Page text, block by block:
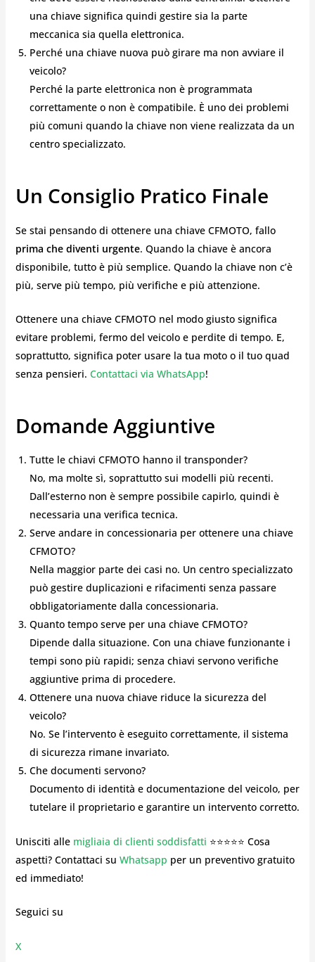
una chiave significa quindi gestire sia la parte
meccanica sia quella elettronica.
Perché una chiave nuova può girare ma non avviare il
veicolo?
Perché la parte elettronica non è programmata
correttamente o non è compatibile. È uno dei problemi
più comuni quando la chiave non viene realizzata da un
centro specializzato.
Un Consiglio Pratico Finale
Se stai pensando di ottenere una chiave CFMOTO, fallo
prima che diventi urgente. Quando la chiave è ancora
disponibile, tutto è più semplice. Quando la chiave non c’è
più, serve più tempo, più verifiche e più attenzione.
Ottenere una chiave CFMOTO nel modo giusto significa
evitare problemi, fermo del veicolo e perdite di tempo. E,
soprattutto, significa poter usare la tua moto o il tuo quad
senza pensieri. Contattaci via WhatsApp!
Domande Aggiuntive
Tutte le chiavi CFMOTO hanno il transponder?
No, ma molte sì, soprattutto sui modelli più recenti.
Dall’esterno non è sempre possibile capirlo, quindi è
necessaria una verifica tecnica.
Serve andare in concessionaria per ottenere una chiave
CFMOTO?
Nella maggior parte dei casi no. Un centro specializzato
può gestire duplicazioni e rifacimenti senza passare
obbligatoriamente dalla concessionaria.
Quanto tempo serve per una chiave CFMOTO?
Dipende dalla situazione. Con una chiave funzionante i
tempi sono più rapidi; senza chiavi servono verifiche
aggiuntive prima di procedere.
Ottenere una nuova chiave riduce la sicurezza del
veicolo?
No. Se l’intervento è eseguito correttamente, il sistema
di sicurezza rimane invariato.
Che documenti servono?
Documento di identità e documentazione del veicolo, per
tutelare il proprietario e garantire un intervento corretto.
Unisciti alle migliaia di clienti soddisfatti ⭐⭐⭐⭐⭐ Cosa
aspetti? Contattaci su Whatsapp per un preventivo gratuito
ed immediato!
Seguici su
X